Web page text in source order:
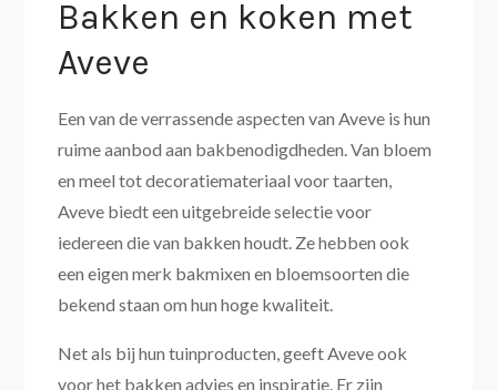
Bakken en koken met
Aveve
Een van de verrassende aspecten van Aveve is hun
ruime aanbod aan bakbenodigdheden. Van bloem
en meel tot decoratiemateriaal voor taarten,
Aveve biedt een uitgebreide selectie voor
iedereen die van bakken houdt. Ze hebben ook
een eigen merk bakmixen en bloemsoorten die
bekend staan om hun hoge kwaliteit.
Net als bij hun tuinproducten, geeft Aveve ook
voor het bakken advies en inspiratie. Er zijn